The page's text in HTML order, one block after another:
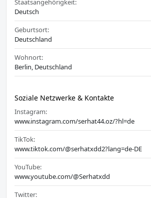
Staatsangehörigkeit:
Deutsch
Geburtsort:
Deutschland
Wohnort:
Berlin, Deutschland
Soziale Netzwerke & Kontakte
Instagram:
www.instagram.com/serhat44.oz/?hl=de
TikTok:
www.tiktok.com/@serhatxdd2?lang=de-DE
YouTube:
www.youtube.com/@Serhatxdd
Twitter: